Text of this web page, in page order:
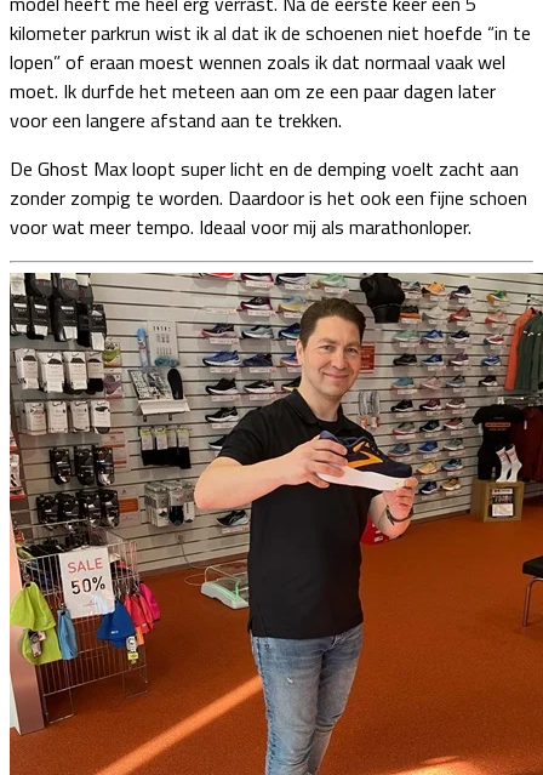
kilometer parkrun wist ik al dat ik de schoenen niet hoefde “in te
lopen” of eraan moest wennen zoals ik dat normaal vaak wel
moet. Ik durfde het meteen aan om ze een paar dagen later
voor een langere afstand aan te trekken.
De Ghost Max loopt super licht en de demping voelt zacht aan
zonder zompig te worden. Daardoor is het ook een fijne schoen
voor wat meer tempo. Ideaal voor mij als marathonloper.